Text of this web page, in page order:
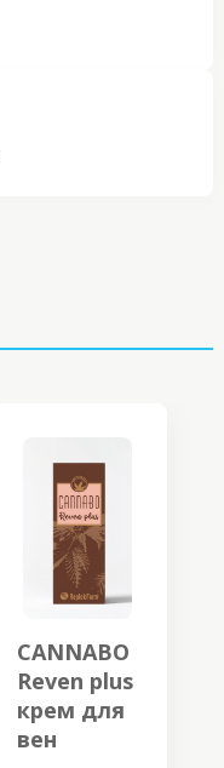
CANNABO
Reven plus
крем для
вен